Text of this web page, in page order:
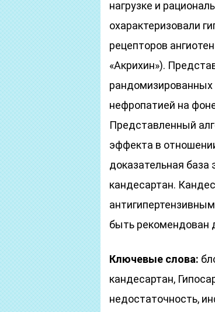
нагрузке и
охарактеризовали
рецепторов
«Акрихин»).
рандомизированных
нефропатией на
Представленный
эффекта в
доказательная
кандесартан.
быть рекомендован
Ключевые слова:
кандесартан,
недостаточность,